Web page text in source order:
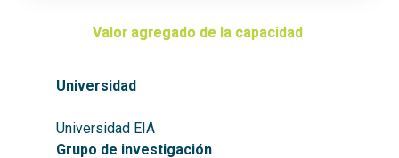
Valor agregado de la capacidad
Universidad
Universidad EIA
Grupo de investigación